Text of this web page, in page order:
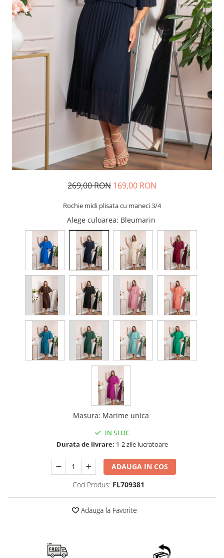
269,00 RON 169,00 RON
Rochie midi plisata cu maneci 3/4
Alege culoarea: Bleumarin
Masura: Marime unica
IN STOC
Durata de livrare: 1-2 zile lucratoare
ADAUGA IN COS
Cod Produs: FL709381
Adauga la Favorite